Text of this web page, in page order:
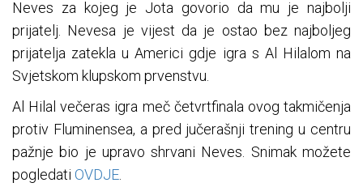
Neves za kojeg je Jota govorio da mu je najbolji
prijatelj. Nevesa je vijest da je ostao bez najboljeg
prijatelja zatekla u Americi gdje igra s Al Hilalom na
Svjetskom klupskom prvenstvu.
Al Hilal večeras igra meč četvrtfinala ovog takmičenja
protiv Fluminensea, a pred jučerašnji trening u centru
pažnje bio je upravo shrvani Neves. Snimak možete
pogledati OVDJE.